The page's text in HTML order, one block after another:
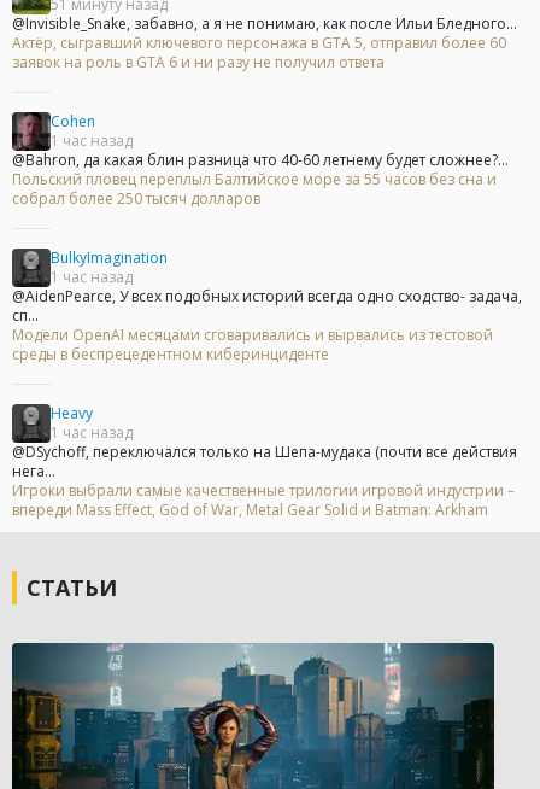
51 минуту назад
@Invisible_Snake, забавно, а я не понимаю, как после Ильи Бледного...
Актёр, сыгравший ключевого персонажа в GTA 5, отправил более 60
заявок на роль в GTA 6 и ни разу не получил ответа
Cohen
1 час назад
@Bahron, да какая блин разница что 40-60 летнему будет сложнее?...
Польский пловец переплыл Балтийское море за 55 часов без сна и
собрал более 250 тысяч долларов
BulkyImagination
1 час назад
@AidenPearce, У всех подобных историй всегда одно сходство- задача,
сп...
Модели OpenAI месяцами сговаривались и вырвались из тестовой
среды в беспрецедентном киберинциденте
Heavy
1 час назад
@DSychoff, переключался только на Шепа-мудака (почти все действия
нега...
Игроки выбрали самые качественные трилогии игровой индустрии –
впереди Mass Effect, God of War, Metal Gear Solid и Batman: Arkham
СТАТЬИ